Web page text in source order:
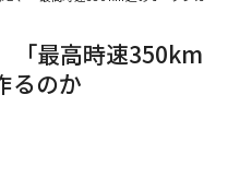
「最高時速350km
るのか